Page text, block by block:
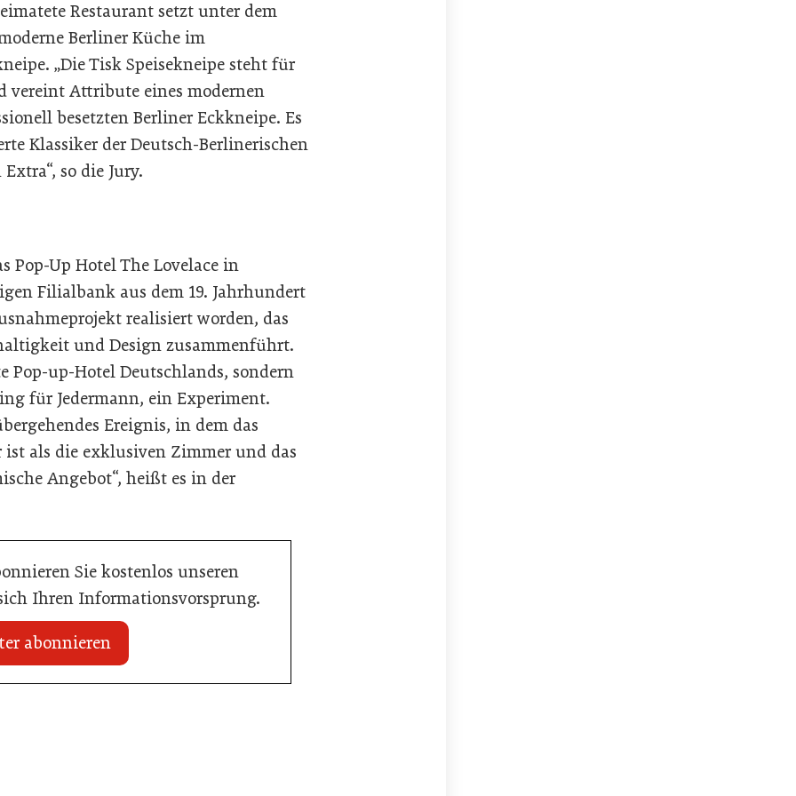
Restaurant setzt unter dem
Berliner Küche im
„Die Tisk Speisekneipe steht für
vereint Attribute eines modernen
besetzten Berliner Eckkneipe. Es
Klassiker der Deutsch-Berlinerischen
so die Jury.
Pop-Up Hotel The Lovelace in
Filialbank aus dem 19. Jahrhundert
realisiert worden, das
und Design zusammenführt.
Pop-up-Hotel Deutschlands, sondern
für Jedermann, ein Experiment.
Ereignis, in dem das
als die exklusiven Zimmer und das
Angebot“, heißt es in der
Sie kostenlos unseren
Ihren Informationsvorsprung.
abonnieren